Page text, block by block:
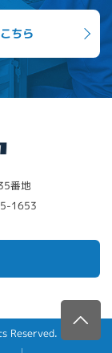
ちら
番地
1653
Reserved.